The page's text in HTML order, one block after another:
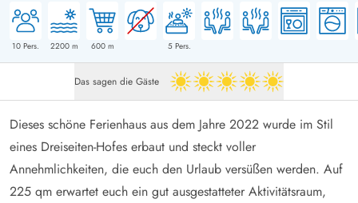
10 Pers. 2200m 600m 5Pers.
Das sagen die Gäste 5 von 5
Dieses schöne Ferienhaus aus dem Jahre 2022 wurde im Stil
eines Dreiseiten-Hofes erbaut und steckt voller
Annehmlichkeiten, die euch den Urlaub versüßen werden. Auf
225 qm erwartet euch ein gut ausgestatteter Aktivitätsraum,